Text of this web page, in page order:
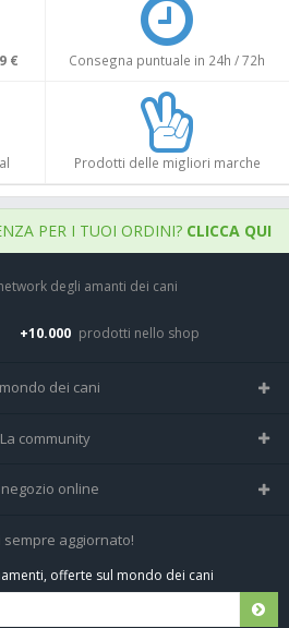
€ Consegna puntuale in 24h / 72h
Prodotti delle migliori marche
PER I TUOI ORDINI? CLICCA QUI
degli amanti dei cani
+10.000 prodotti nello shop
dei cani
Tutte le razze
La community
Home
i cani iscritti
negozio online
per cani
e resi
sempre aggiornato!
offerte sul mondo dei cani